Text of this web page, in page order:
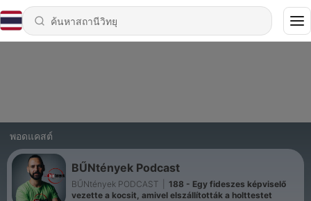
พอดแคสต์
BŰNtények Podcast
BŰNtények PODCAST
188 - Egy fideszes képviselő
vezette a kocsit, amivel elszállították a holttestet